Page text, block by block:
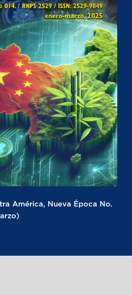
América, Nueva Época No.